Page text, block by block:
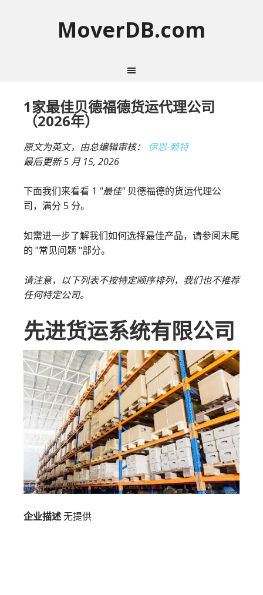
MoverDB.com
1家最佳贝德福德货运代理公司
（2026年）
原文为英文，由总编辑审核： 伊恩-赖特
最后更新5 月 15, 2026
下面我们来看看 1 "最佳"贝德福德的货运代理公
司，满分 5 分。
如需进一步了解我们如何选择最佳产品，请参阅末尾
的 "常见问题 "部分。
请注意，以下列表不按特定顺序排列，我们也不推荐
任何特定公司。
先进货运系统有限公司
企业描述无提供